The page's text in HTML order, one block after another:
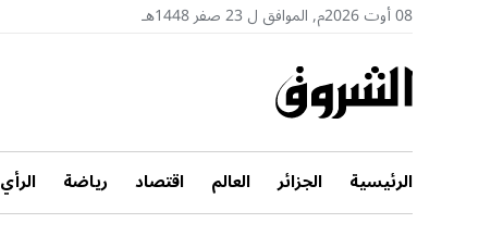
08 أوت 2026م, الموافق ل 23 صفر 1448هـ
الرئيسية الجزائر العالم اقتصاد رياضة الرأي